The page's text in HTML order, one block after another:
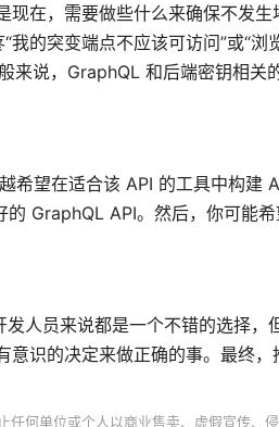
在，需要做些什么来确保不发生
的突变端点不应该可访问”或“浏
来说，GraphQL 和后端密钥相关
希望在适合该 API 的工具中构建
GraphQL API。然后，你可能
人员来说都是一个不错的选择，
识的决定来做正确的事。最终，
何单位或个人以商业售卖、虚假宣传、